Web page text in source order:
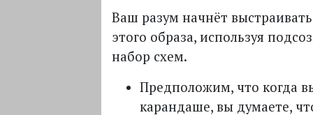
Ваш разум начнёт выстраивать
этого образа, используя
набор схем.
Предположим, что когда
карандаше, вы думаете,